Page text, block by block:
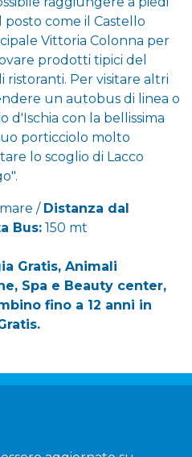
posto come il Castello
Vittoria Colonna per
prodotti tipici del
Per visitare altri
un autobus di linea o
d'Ischia con la bellissima
porticciolo molto
lo scoglio di Lacco
/ Distanza dal
Bus: 150 mt
Gratis, Animali
Spa e Beauty center,
fino a 12 anni in